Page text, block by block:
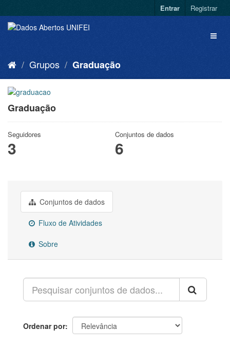
Entrar Registrar
Grupos Graduação
Graduação
Seguidores
3
Conjuntos de dados
6
Conjuntos de dados
Fluxo de Atividades
Sobre
Ordenar por